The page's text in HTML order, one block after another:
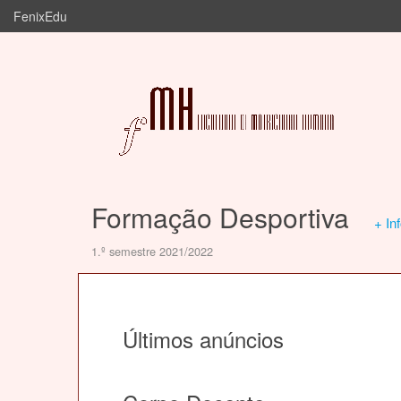
FenixEdu
Formação Desportiva +
1.º semestre 2021/2022
Últimos anúncios